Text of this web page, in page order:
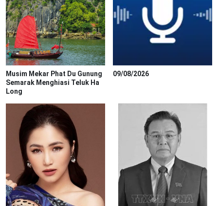
Musim Mekar Phat Du Gunung
Semarak Menghiasi Teluk Ha
Long
09/08/2026